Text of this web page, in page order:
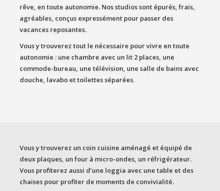
rêve, en toute autonomie. Nos studios sont épurés, frais,
agréables, conçus expressément pour passer des
vacances reposantes.
Vous y trouverez tout le nécessaire pour vivre en toute
autonomie : une chambre avec un lit 2 places, une
commode-bureau, une télévision, une salle de bains avec
douche, lavabo et toilettes séparées.
Vous y trouverez un coin cuisine aménagé et équipé de
deux plaques, un four à micro-ondes, un réfrigérateur.
Vous profiterez aussi d’une loggia avec une table et des
chaises pour profiter de moments de convivialité.